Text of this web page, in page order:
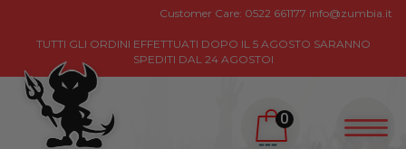
Customer Care: 0522 661177 info@zumbia.it
TUTTI GLI ORDINI EFFETTUATI DOPO IL 5 AGOSTO SARANNO
SPEDITI DAL 24 AGOSTOI
0